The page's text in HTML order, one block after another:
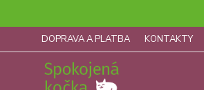
DOPRAVA A PLATBA KONTAKTY